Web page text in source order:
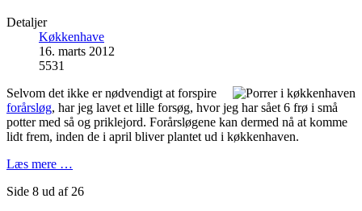
Detaljer
Køkkenhave
16. marts 2012
5531
Selvom det ikke er nødvendigt at forspire
forårsløg, har jeg lavet et lille forsøg, hvor jeg har sået 6 frø i små
potter med så og priklejord. Forårsløgene kan dermed nå at komme
lidt frem, inden de i april bliver plantet ud i køkkenhaven.
Læs mere …
Side 8 ud af 26